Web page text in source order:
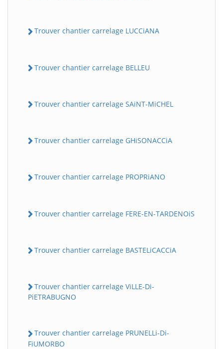
Trouver chantier carrelage LUCCiANA
Trouver chantier carrelage BELLEU
Trouver chantier carrelage SAiNT-MiCHEL
Trouver chantier carrelage GHiSONACCiA
Trouver chantier carrelage PROPRiANO
Trouver chantier carrelage FERE-EN-TARDENOiS
Trouver chantier carrelage BASTELiCACCiA
Trouver chantier carrelage ViLLE-Di-
PiETRABUGNO
Trouver chantier carrelage PRUNELLi-Di-
FiUMORBO